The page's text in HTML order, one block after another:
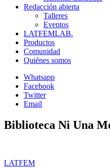
Redacción abierta
Talleres
Eventos
LATFEMLAB.
Productos
Comunidad
Quiénes somos
Whatsapp
Facebook
Twitter
Email
Biblioteca Ni Una
LATFEM